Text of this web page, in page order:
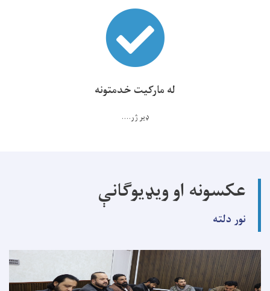
له مارکیت خدمتونه
ډیر ژر....
عکسونه او ویډیوګانې
نور دلته